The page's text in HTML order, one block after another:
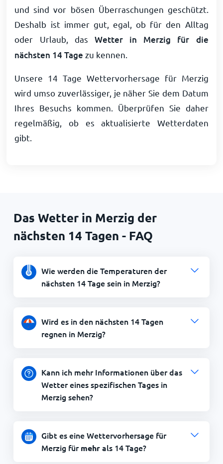
und sind vor bösen Überraschungen geschützt.
Deshalb ist immer gut, egal, ob für den Alltag
oder Urlaub, das Wetter in Merzig für die
nächsten 14 Tage zu kennen.
Unsere 14 Tage Wettervorhersage für Merzig
wird umso zuverlässiger, je näher Sie dem Datum
Ihres Besuchs kommen. Überprüfen Sie daher
regelmäßig, ob es aktualisierte Wetterdaten
gibt.
Das Wetter in Merzig der
nächsten 14 Tagen - FAQ
Wie werden die Temperaturen der
nächsten 14 Tage sein in Merzig?
Wird es in den nächsten 14 Tagen
regnen in Merzig?
Kann ich mehr Informationen über das
Wetter eines spezifischen Tages in
Merzig sehen?
Gibt es eine Wettervorhersage für
Merzig fürmehrals 14 Tage?